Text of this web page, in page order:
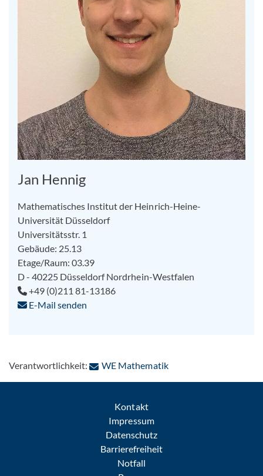
Jan Hennig
Mathematisches Institut der Heinrich-Heine-
Universität Düsseldorf
Universitätsstr. 1
Gebäude: 25.13
Etage/Raum: 03.39
D - 40225 DüsseldorfNordrhein-Westfalen
+49 (0)211 81-13186
E-Mail senden
Verantwortlichkeit: WE Mathematik: Per E-Mail
Kontakt
Impressum
Datenschutz
Barrierefreiheit
Notfall